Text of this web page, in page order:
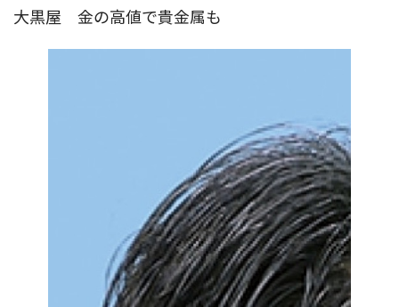
大黒屋 金の高値で貴金属も